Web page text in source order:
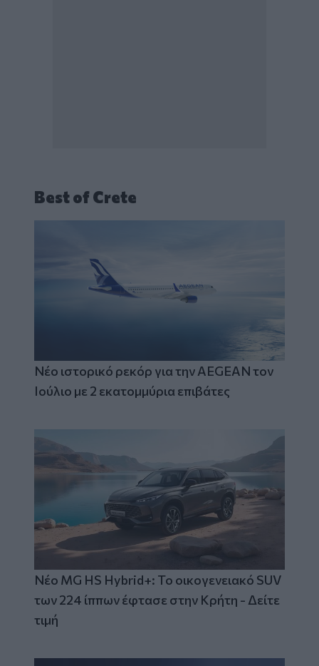
Best of Crete
Νέο ιστορικό ρεκόρ για την AEGEAN τον
Ιούλιο με 2 εκατομμύρια επιβάτες
Νέο MG HS Hybrid+: Το οικογενειακό SUV
των 224 ίππων έφτασε στην Κρήτη - Δείτε
τιμή